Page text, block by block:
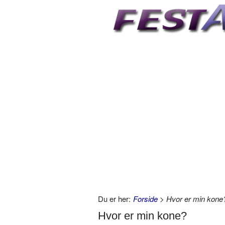
Du er her: Forside > Hvor er min
Hvor er min kone?